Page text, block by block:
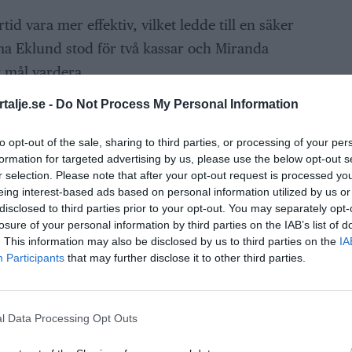
- Do Not Process My Personal Information
opt-out of the sale, sharing to third parties, or processing of your
for targeted advertising by us, please use the below opt-out
selection. Please note that after your opt-out request is processed
interest-based ads based on personal information utilized by us
to third parties prior to your opt-out. You may separately
of your personal information by third parties on the IAB’s list of
This information may also be disclosed by us to third parties on the
Participants that may further disclose it to other third parties.
Data Processing Opt Outs
vara mer effektiv, vilket ledde till en säker
Eklund stod för två kassar och Miranda
vardera.
12 poäng och ligger på första plats i tabellen
mot Upsala IF Fotboll 2 på bortaplan.
ytterligare en rolig träningsvecka,
ANNONS